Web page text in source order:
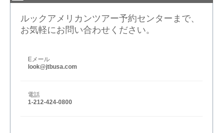
ルックアメリカンツアー予約センターまで、
お気軽にお問い合わせください。
Eメール
look@jtbusa.com
電話
1-212-424-0800